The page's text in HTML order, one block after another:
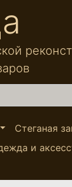
Стеганая
и